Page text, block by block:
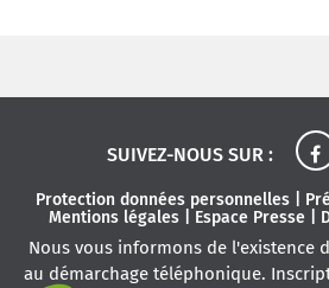
SUIVEZ-NOUS SUR :
Protection données personnelles
Mentions légales| Espace Presse|
Nous vous informons de l'existence
au démarchage téléphonique.